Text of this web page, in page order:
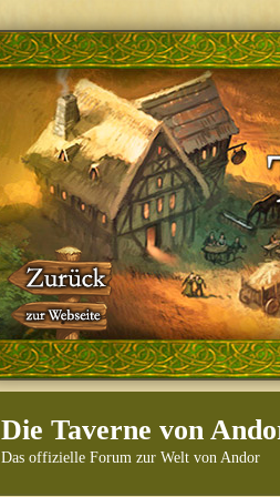
Die Taverne von
Das offizielle Forum zur Welt von Andor